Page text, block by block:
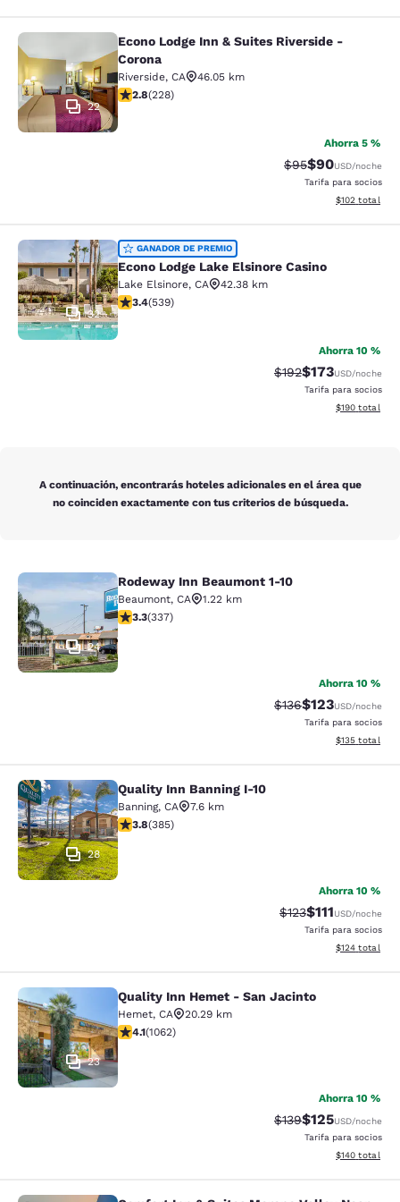
Econo Lodge Inn & Suites Riverside
22
Econo Lodge Inn & Suites Riverside -
Corona
Riverside, CA
46.05 km
calificación de 2.76 estrellas. Feria. 228 reseñas
2.8(228)
Ahorra 5 %
Precio tachado:
$95Precio con
$90USD/noche
Tarifa para socios
Ver detalles
$102 total
Econo Lodge Lake Elsinore Casino
32
GANADOR DE PREMIO
Econo Lodge Lake Elsinore Casino
Lake Elsinore, CA
42.38 km
calificación de 3.35 estrellas. Bueno. 539 reseñas
3.4(539)
Ahorra 10 %
Precio tachado:
$192Precio con
$173USD/noche
Tarifa para socios
Ver detalles
$190 total
A continuación, encontrarás hoteles adicionales en el área que
no coinciden exactamente con tus criterios de búsqueda.
Rodeway Inn Beaumont 1-10
24
Rodeway Inn Beaumont 1-10
Beaumont, CA
1.22 km
calificación de 3.26 estrellas. Bueno. 337 reseñas
3.3(337)
Ahorra 10 %
Precio tachado:
$136Precio con
$123USD/noche
Tarifa para socios
Ver detalles
$135 total
Quality Inn Banning I-10
28
Quality Inn Banning I-10
Banning, CA
7.6 km
calificación de 3.81 estrellas. Bueno. 385 reseñas
3.8(385)
Ahorra 10 %
Precio tachado:
$123Precio con
$111USD/noche
Tarifa para socios
Ver detalles
$124 total
Quality Inn Hemet - San Jacinto
23
Quality Inn Hemet - San Jacinto
Hemet, CA
20.29 km
calificación de 4.07 estrellas. Muy bueno. 1062
4.1(1062)
Ahorra 10 %
Precio tachado:
$139Precio con
$125USD/noche
Tarifa para socios
Ver detalles
$140 total